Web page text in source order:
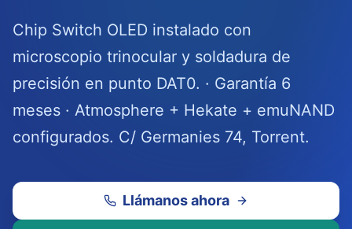
Chip Switch OLED instalado con
microscopio trinocular y soldadura de
precisión en punto DAT0. · Garantía 6
meses · Atmosphere + Hekate + emuNAND
configurados. C/ Germanies 74, Torrent.
Llámanos ahora